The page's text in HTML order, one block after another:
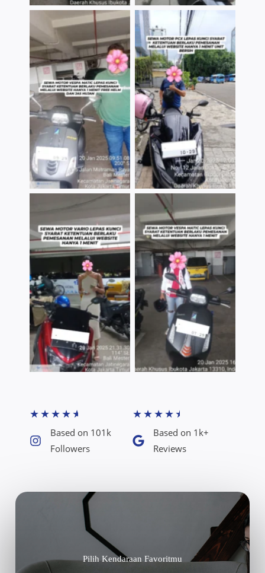
TNo Caption TNo Caption
TNo Caption TNo Caption
★★★★★
Based on 101k
Followers​
★★★★★
Based on 1k+
Reviews​
Pilih Kendaraan Favoritmu